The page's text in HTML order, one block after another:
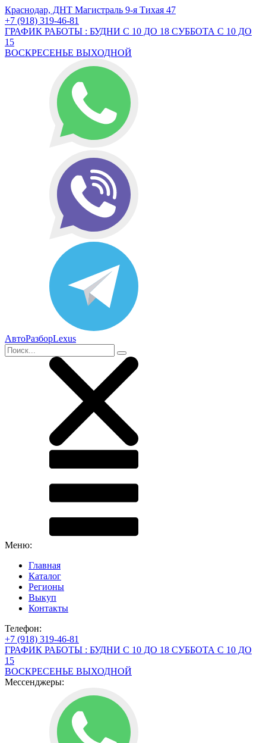
Краснодар, ДНТ Магистраль 9-я Тихая 47
+7 (918) 319-46-81
ГРАФИК РАБОТЫ : БУДНИ С 10 ДО 18 СУББОТА С 10 ДО
15
ВОСКРЕСЕНЬЕ ВЫХОДНОЙ
АвтоРазборLexus
Меню:
Главная
Каталог
Регионы
Выкуп
Контакты
Телефон:
+7 (918) 319-46-81
ГРАФИК РАБОТЫ : БУДНИ С 10 ДО 18 СУББОТА С 10 ДО
15
ВОСКРЕСЕНЬЕ ВЫХОДНОЙ
Мессенджеры: